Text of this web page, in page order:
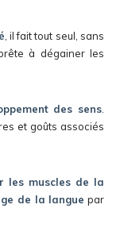
, il fait tout seul, sans
à dégainer les
des sens
et goûts associés
les muscles de la
de la langue par